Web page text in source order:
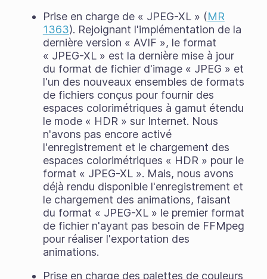
Prise en charge de « JPEG-XL » (MR
1363). Rejoignant l'implémentation de la
dernière version « AVIF », le format
« JPEG-XL » est la dernière mise à jour
du format de fichier d'image « JPEG » et
l'un des nouveaux ensembles de formats
de fichiers conçus pour fournir des
espaces colorimétriques à gamut étendu
le mode « HDR » sur Internet. Nous
n'avons pas encore activé
l'enregistrement et le chargement des
espaces colorimétriques « HDR » pour le
format « JPEG-XL ». Mais, nous avons
déjà rendu disponible l'enregistrement et
le chargement des animations, faisant
du format « JPEG-XL » le premier format
de fichier n'ayant pas besoin de FFMpeg
pour réaliser l'exportation des
animations.
Prise en charge des palettes de couleurs